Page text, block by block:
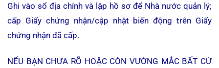
Ghi vào sổ địa chính và lập hồ sơ để Nhà nước quản lý;
cấp Giấy chứng nhận/cập nhật biến động trên Giấy
chứng nhận đã cấp.
NẾU BẠN CHƯA RÕ HOẶC CÒN VƯỚNG MẮC BẤT CỨ